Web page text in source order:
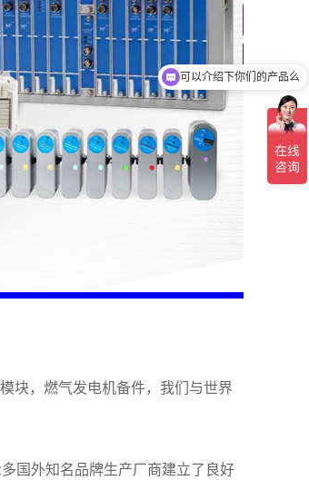
块，燃气发电机备件，我们与世界
国外知名品牌生产厂商建立了良好
可以介绍下你们的产品么
你们是怎么收费的呢